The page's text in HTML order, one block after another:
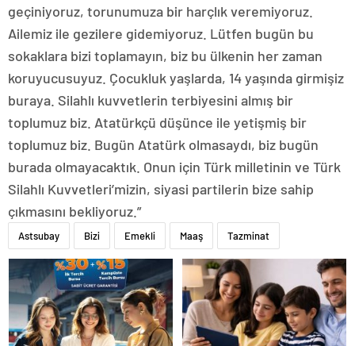
geçiniyoruz, torunumuza bir harçlık veremiyoruz.
Ailemiz ile gezilere gidemiyoruz. Lütfen bugün bu
sokaklara bizi toplamayın, biz bu ülkenin her zaman
koruyucusuyuz. Çocukluk yaşlarda, 14 yaşında girmişiz
buraya. Silahlı kuvvetlerin terbiyesini almış bir
toplumuz biz. Atatürkçü düşünce ile yetişmiş bir
toplumuz biz. Bugün Atatürk olmasaydı, biz bugün
burada olmayacaktık. Onun için Türk milletinin ve Türk
Silahlı Kuvvetleri’mizin, siyasi partilerin bize sahip
çıkmasını bekliyoruz.”
Astsubay Bizi Emekli Maaş Tazminat